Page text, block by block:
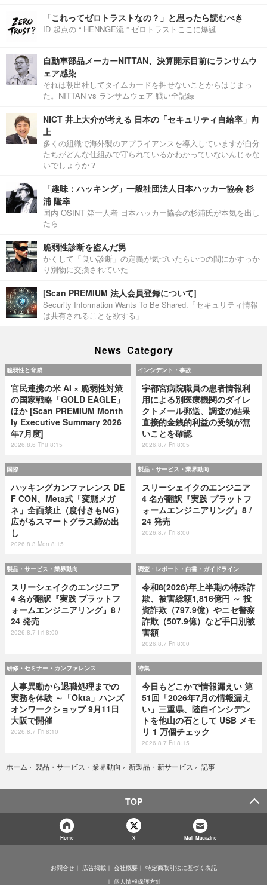
「これってゼロトラストなの？」と思ったら読むべき
ID 起点の “ HENNGE流 ” ゼロトラストここに爆誕
自動車部品メーカーNITTAN、決算開示目前にランサムウ
ェア感染
それは朝出社してタイムカードを押せないことからはじまっ
た。NITTAN vs ランサムウェア 戦い全記録
NICT 井上大介が考える 日本の「セキュリティ自給率」向
上
多くの組織で海外製のアプライアンスを導入していますが自分
たちがどんな仕組みで守られているかわかっていないんじゃな
いでしょうか？
「趣味：ハッキング」一般社団法人日本ハッカー協会 杉
浦 隆幸
国内 OSINT 第一人者 日本ハッカー協会の杉浦氏が本気を出し
たら
脆弱性診断を盗んだ男
かくして「良い診断」の定義が気づいたらいつの間にかすっか
り別物に交換されていた
[Scan PREMIUM 法人会員登録について]
Security Information Wants To Be Shared.「セキュリティ情報
は共有されることを欲する」
News Category
脆弱性と脅威
官民連携の米 AI × 脆弱性対策
の国家戦略「GOLD EAGLE」
ほか [Scan PREMIUM Month
ly Executive Summary 2026
年7月度]
2026.8.6 Thu 8:15
インシデント・事故
宇都宮病院職員の患者情報利
用による別医療機関のダイレ
クトメール郵送、調査の結果
直接的金銭的利益の受領が無
いことを確認
2026.8.7 Fri 8:05
国際
ハッキングカンファレンス DE
F CON、Meta式「変態メガ
ネ」全面禁止（度付きもNG）
広がるスマートグラス締め出
し
2026.8.3 Mon 8:15
製品・サービス・業界動向
スリーシェイクのエンジニア
4 名が翻訳『実践 プラットフ
ォームエンジニアリング』8 /
24 発売
2026.8.7 Fri 8:00
製品・サービス・業界動向
スリーシェイクのエンジニア
4 名が翻訳『実践 プラットフ
ォームエンジニアリング』8 /
24 発売
2026.8.7 Fri 8:00
調査・レポート・白書・ガイドライン
令和8(2026)年上半期の特殊詐
欺、被害総額1,816億円 ～ 投
資詐欺（797.9億）やニセ警察
詐欺（507.9億）など手口別被
害額
2026.8.7 Fri 8:00
研修・セミナー・カンファレンス
人事異動から退職処理までの
実務を体験 ～「Okta」ハンズ
オンワークショップ 9月11日
大阪で開催
2026.8.7 Fri 8:10
特集
今日もどこかで情報漏えい 第
51回「2026年7月の情報漏え
い」三重県、陸自インシデン
トを他山の石として USB メモ
リ 1 万個チェック
2026.8.7 Fri 8:15
ホーム › 製品・サービス・業界動向 › 新製品・新サービス › 記事
TOP
Home X Mail Magazine
お問合せ 広告掲載 会社概要
特定商取引法に基づく表記
個人情報保護方針